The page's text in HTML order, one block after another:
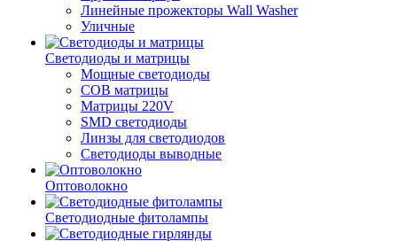
Линейные прожекторы Wall Washer
Уличные
Светодиоды и матрицы
Мощные светодиоды
COB матрицы
Матрицы 220V
SMD светодиоды
Линзы для светодиодов
Светодиоды выводные
Оптоволокно
Светодиодные фитолампы